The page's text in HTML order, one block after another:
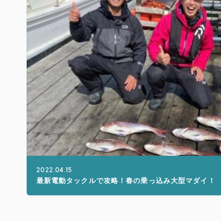
2022.04.15
最新電動タックルで攻略！春の乗っ込み大型